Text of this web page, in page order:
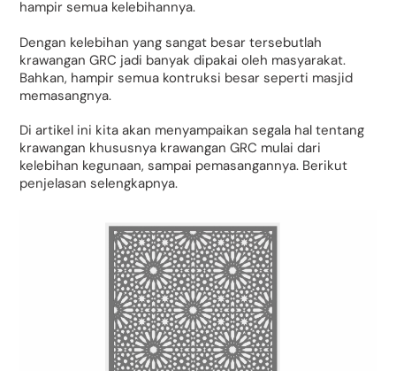
hampir semua kelebihannya.
Dengan kelebihan yang sangat besar tersebutlah
krawangan GRC jadi banyak dipakai oleh masyarakat.
Bahkan, hampir semua kontruksi besar seperti masjid
memasangnya.
Di artikel ini kita akan menyampaikan segala hal tentang
krawangan khususnya krawangan GRC mulai dari
kelebihan kegunaan, sampai pemasangannya. Berikut
penjelasan selengkapnya.